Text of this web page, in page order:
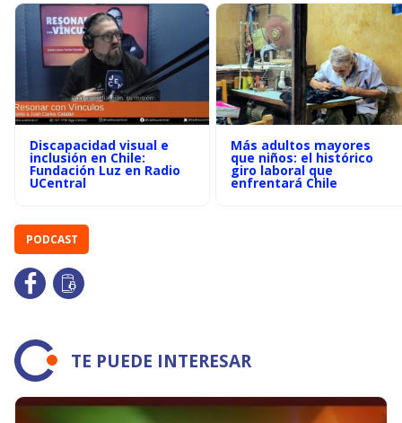
Discapacidad visual e
inclusión en Chile:
Fundación Luz en Radio
UCentral
Más adultos mayores
que niños: el histórico
giro laboral que
enfrentará Chile
PODCAST
TE PUEDE INTERESAR